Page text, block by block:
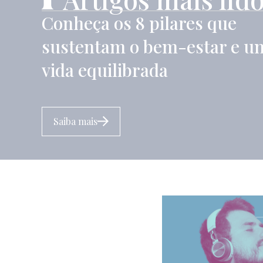
Conheça os 8 pilares que
sustentam o bem-estar e
vida equilibrada
Saiba mais